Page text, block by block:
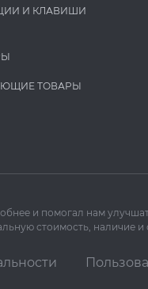
И КЛАВИШИ
ТОВАРЫ
и помогал нам
стоимость, наличие